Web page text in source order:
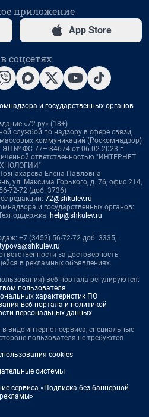
приложение
App Store
соцсетях
и государственных органов
«72.ру» (18+)
службой по надзору в сфере связи,
коммуникаций (Роскомнадзор)
ЭЛ № ФС 77– 84674 от 06.02.2023 г.
ответственностью "ИНТЕРНЕТ
Елена Павловна
ул. Максима Горького, д. 76, офис 214,
72-72 (доб. 3736)
редакции: 72@shkulev.ru
и государственных органов:
help@shkulev.ru
+7 (3452) 56-72-72 доб. 3335,
за достоверность
в рекламных объявлениях.
веб-портала регулируются:
пользователя
характеристик ПО
веб-портала и политикой
персональных данных
виде интернет-сервиса, специальные
пользователя не требуются
cookies
системы
сервиса «Подписка без баннерной
рекламы»